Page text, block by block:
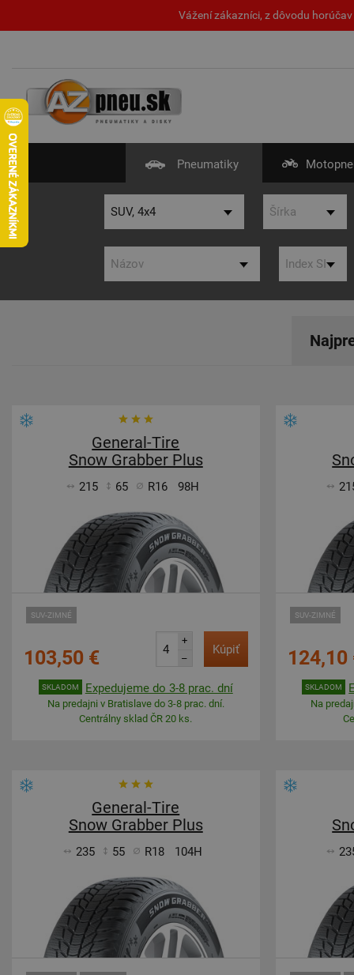
Vážení zákazníci, z dôvodu
Pneumatiky
General-Tire
Snow Grabber Plus
215 65 R16 98H
SUV-ZIMNÉ
103,50 €
+
–
Kúpiť
SKLADOM Expedujeme do 3-8 prac. dní
Na predajni v Bratislave do 3-8 prac. dní.
Centrálny sklad ČR 20 ks.
SUV-ZIMNÉ
124,10
SKLADOM
Na
General-Tire
Snow Grabber Plus
235 55 R18 104H